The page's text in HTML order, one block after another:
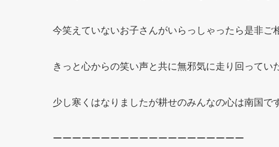
今笑えていないお子さんがいらっしゃったら是非ご
きっと心からの笑い声と共に無邪気に走り回って
少し寒くはなりましたが耕せのみんなの心は南国で
ーーーーーーーーーーーーーーーーーーーー